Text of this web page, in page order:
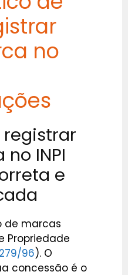
no
INPI
e
de marcas
Propriedade
96). O
concessão é o